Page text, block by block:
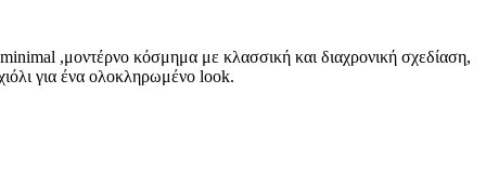
,μοντέρνο κόσμημα με κλασσική και διαχρονική σχεδίαση,
για ένα ολοκληρωμένο look.